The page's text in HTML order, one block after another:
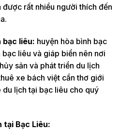
rất nhiều người thích đến
bạc liêu: huyện hòa bình bạc
liêu và giáp biển nên nơi
sản và phát triển du lịch
xe bách việt cần thơ giới
lịch tại bạc liêu cho quý
tại Bạc Liêu: